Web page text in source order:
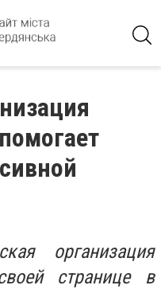
организация
странице в